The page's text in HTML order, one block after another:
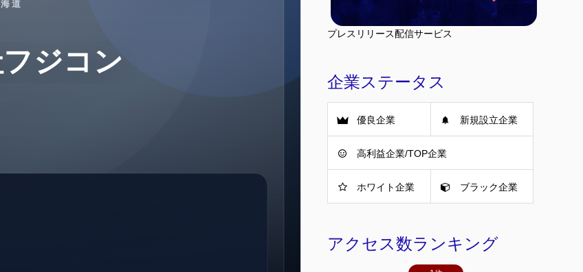
プレスリリース配信サービス
企業ステータス
優良企業 新規設立企業
高利益企業/TOP企業
ホワイト企業 ブラック企業
アクセス数ランキング